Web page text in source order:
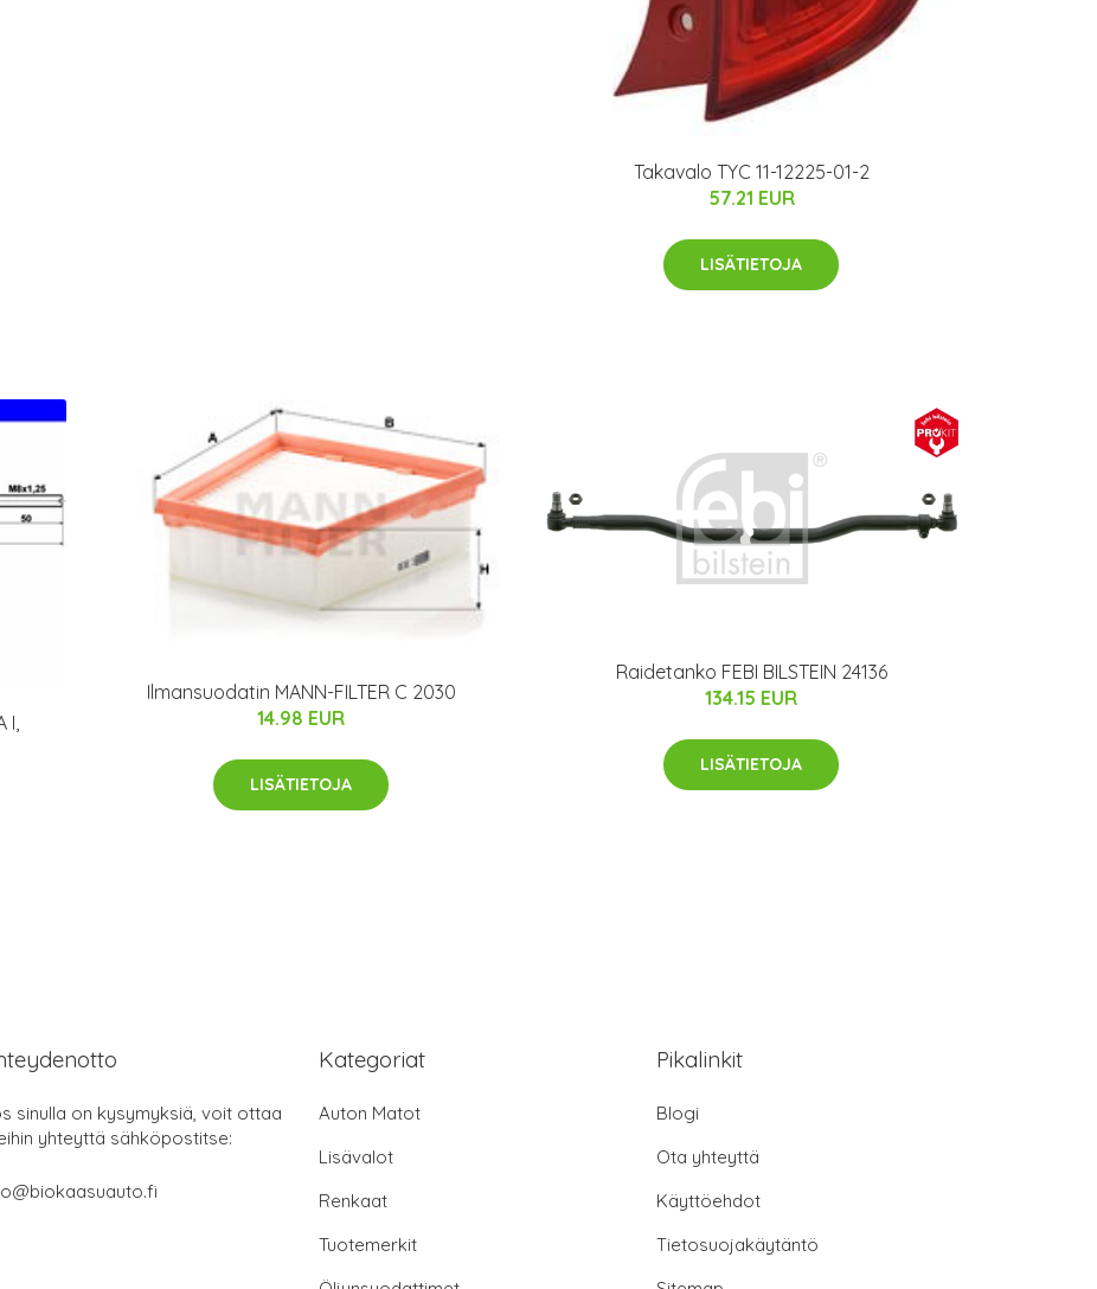
Takavalo TYC 11-12225-01-2
57.21 EUR
LISÄTIETOJA
I,
Ilmansuodatin MANN-FILTER C 2030
14.98 EUR
LISÄTIETOJA
Raidetanko FEBI BILSTEIN 24136
134.15 EUR
LISÄTIETOJA
sinulla on kysymyksiä, voit ottaa
yhteyttä sähköpostitse:
Kategoriat
Auton Matot
Lisävalot
Renkaat
Tuotemerkit
Pikalinkit
Blogi
Ota yhteyttä
Käyttöehdot
Tietosuojakäytäntö